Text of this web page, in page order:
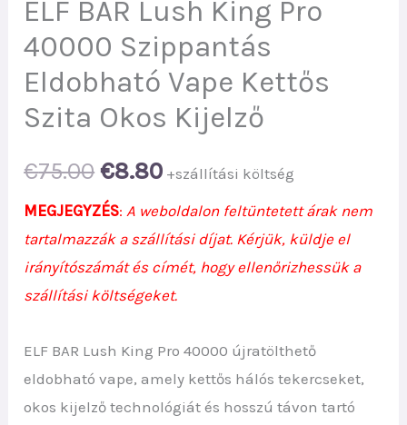
ELF BAR Lush King Pro
40000 Szippantás
Eldobható Vape Kettős
Szita Okos Kijelző
€75.00 Original
price
was:
€75.00.
€8.80Current
price
is:
€8.80.
+szállítási költség
MEGJEGYZÉS:A weboldalon feltüntetett árak nem
tartalmazzák a szállítási díjat. Kérjük, küldje el
irányítószámát és címét, hogy ellenőrizhessük a
szállítási költségeket.
ELF BAR Lush King Pro 40000 újratölthető
eldobható vape, amely kettős hálós tekercseket,
okos kijelző technológiát és hosszú távon tartó